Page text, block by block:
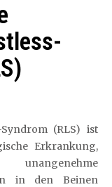
Syndrom (RLS) ist
Erkrankung,
in den Beinen